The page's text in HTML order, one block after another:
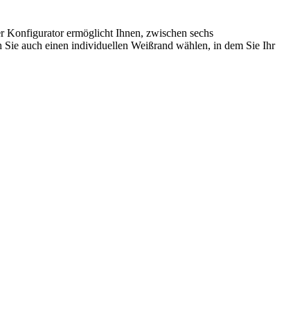
Konfigurator ermöglicht Ihnen, zwischen sechs
auch einen individuellen Weißrand wählen, in dem Sie Ihr